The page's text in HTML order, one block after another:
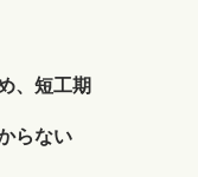
、短工期
らない